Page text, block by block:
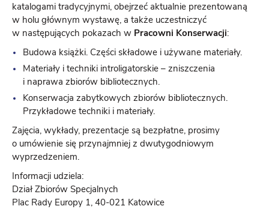
katalogami tradycyjnymi, obejrzeć aktualnie prezentowaną
w holu głównym wystawę, a także uczestniczyć
w następujących pokazach w Pracowni Konserwacji:
Budowa książki. Części składowe i używane materiały.
Materiały i techniki introligatorskie – zniszczenia
i naprawa zbiorów bibliotecznych.
Konserwacja zabytkowych zbiorów bibliotecznych.
Przykładowe techniki i materiały.
Zajęcia, wykłady, prezentacje są bezpłatne, prosimy
o umówienie się przynajmniej z dwutygodniowym
wyprzedzeniem.
Informacji udziela:
Dział Zbiorów Specjalnych
Plac Rady Europy 1, 40-021 Katowice